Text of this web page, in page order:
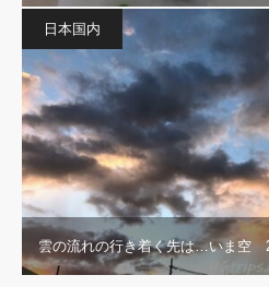
日本国内
雲の流れの行き着く先は…いま空